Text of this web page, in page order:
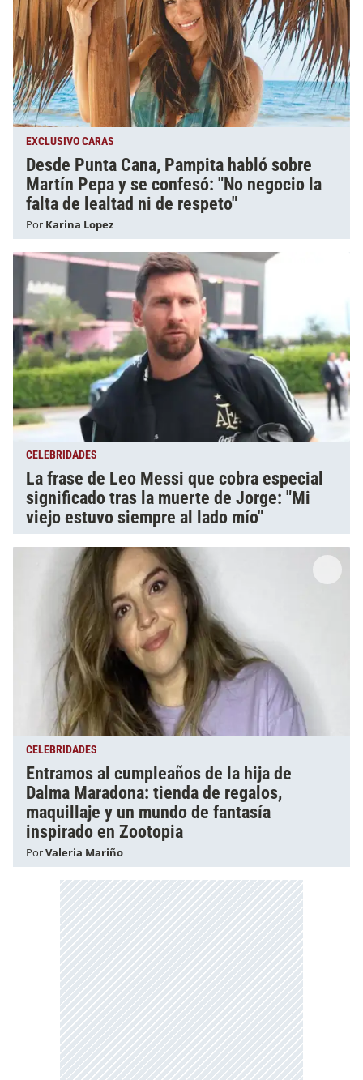
EXCLUSIVO CARAS
Desde Punta Cana, Pampita habló sobre
Martín Pepa y se confesó: "No negocio la
falta de lealtad ni de respeto"
Por Karina Lopez
CELEBRIDADES
La frase de Leo Messi que cobra especial
significado tras la muerte de Jorge: "Mi
viejo estuvo siempre al lado mío"
CELEBRIDADES
Entramos al cumpleaños de la hija de
Dalma Maradona: tienda de regalos,
maquillaje y un mundo de fantasía
inspirado en Zootopia
PorValeria Mariño